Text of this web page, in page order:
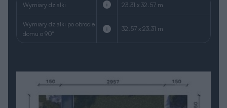
Wymiary działki 23.31 x 32.57 m
Wymiary działki po obrocie
domu o 90°
32.57 x 23.31 m